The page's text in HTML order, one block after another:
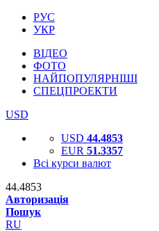
РУС
УКР
ВІДЕО
ФОТО
НАЙПОПУЛЯРНІШІ
СПЕЦПРОЕКТИ
USD
USD 44.4853
EUR 51.3357
Всі курси валют
44.4853
Авторизація
Пошук
RU